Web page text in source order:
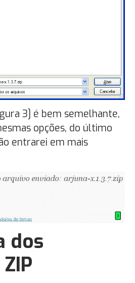
3] é bem semelhante,
opções, do último
entrarei em mais
dos